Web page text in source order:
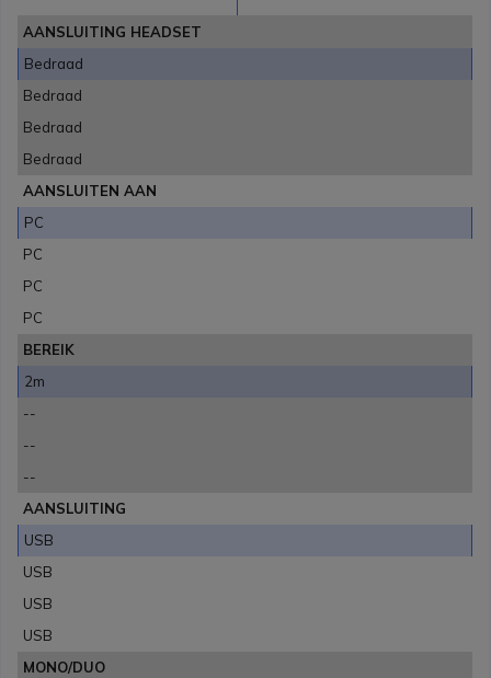
AANSLUITING HEADSET
Bedraad
Bedraad
Bedraad
Bedraad
AANSLUITEN AAN
PC
PC
PC
PC
BEREIK
2m
--
--
--
AANSLUITING
USB
USB
USB
USB
MONO/DUO